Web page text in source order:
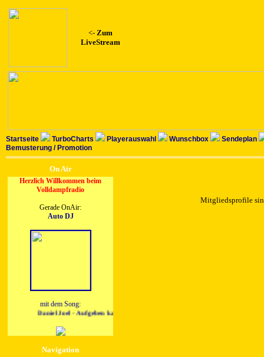
<- Zum
LiveStream
Startseite TurboCharts Playerauswahl Wunschbox
Sendeplan
Bemusterung / Promotion
On Air
Herzlich Willkommen beim
Volldampfradio
Gerade OnAir:
Auto DJ
mit dem Song:
Daniel Joel - Aufgeben kann jeder
Navigation
Mitgliedsprofile